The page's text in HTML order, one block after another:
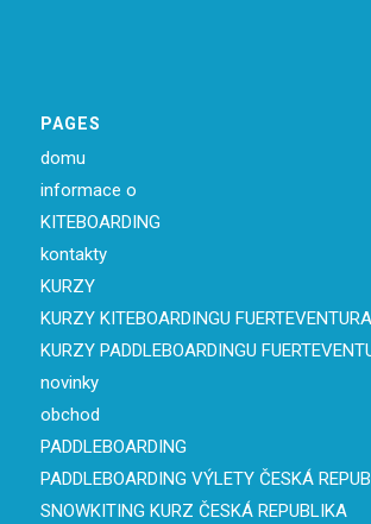
PAGES
domu
informace o
KITEBOARDING
kontakty
KURZY
KURZY KITEBOARDINGU FUERTEVENTURA
KURZY PADDLEBOARDINGU
novinky
obchod
PADDLEBOARDING
PADDLEBOARDING VÝLETY ČESKÁ
SNOWKITING KURZ ČESKÁ REPUBLIKA